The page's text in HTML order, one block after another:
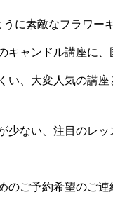
に素敵なフラワー
キャンドル講座に
い、大変人気の講座
少ない、注目のレ
のご予約希望のご